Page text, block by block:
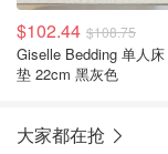
$102.44 $108.75
Giselle Bedding 单人床
垫 22cm 黑灰色
大家都在抢